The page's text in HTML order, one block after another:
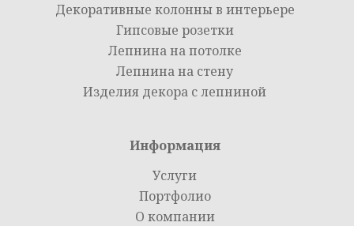
Декоративные колонны в интерьере
Гипсовые розетки
Лепнина на потолке
Лепнина на стену
Изделия декора с лепниной
Информация
Услуги
Портфолио
О компании